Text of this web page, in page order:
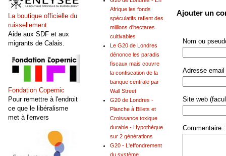
Ajouter un
Nom ou
Adresse email
Site web
Commentaire :
Afrique les fonds
spéculatifs raflent des
millions d'hectares
cultivables
Le G20 de Londres
dénonce les paradis
fiscaux mais couvre
la confiscation de la
banque centrale par
Wall Street
G20 de Londres -
Planche à Billets et
Croissance toxique
durable - Hypothèque
sur 2 générations
G20 - L'effondrement
du système
La boutique officielle du
ruissellement
Aide aux SDF et aux
migrants de Calais.
Fondation Copernic
Pour remettre à l'endroit
ce que le libéralisme
met à l'envers